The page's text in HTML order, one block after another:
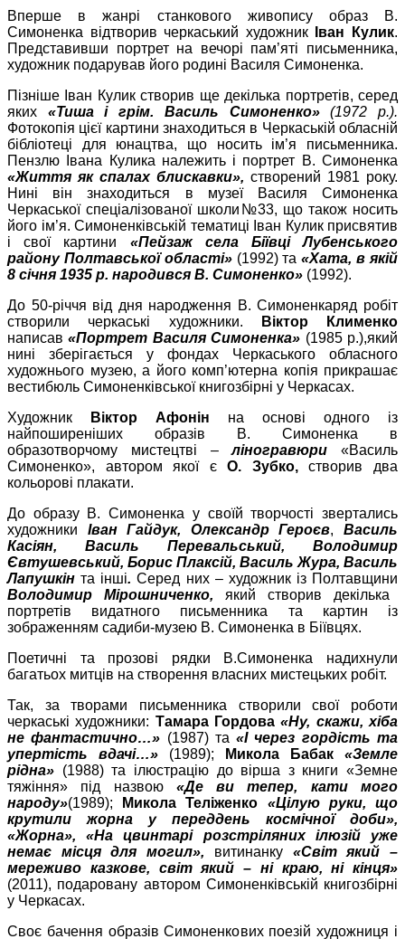
Вперше в жанрі станкового живопису образ В.
Симоненка відтворив черкаський художник
Іван Кулик.
Представивши портрет на вечорі пам’яті письменника,
художник подарував його родині Василя Симоненка.
Пізніше Іван Кулик створив ще декілька портретів, серед
яких «Тиша і грім. Василь Симоненко»(1972 р.).
Фотокопія цієї картини знаходиться в Черкаській обласній
бібліотеці для юнацтва, що носить ім’я письменника.
Пензлю Івана Кулика належить і портрет В. Симоненка
«Життя як спалах блискавки», створений 1981 року.
Нині він знаходиться в музеї Василя Симоненка
Черкаської спеціалізованої школи№33, що також носить
його ім’я. Симоненківській тематиці Іван Кулик присвятив
і свої картини «Пейзаж села Біївці Лубенського
району Полтавської області» (1992) та«Хата, в якій
8 січня 1935 р. народився В. Симоненко» (1992).
До 50-річчя від дня народження В. Симоненкаряд робіт
створили черкаські художники.
Віктор Клименко
написав«Портрет Василя Симоненка» (1985 р.),який
нині зберігається у фондах Черкаського обласного
художнього музею, а його комп’ютерна копія прикрашає
вестибюль Симоненківської книгозбірні у Черкасах.
Художник
Віктор Афонін на основі одного із
найпоширеніших образів В. Симоненка в
образотворчому мистецтві –ліногравюри «Василь
Симоненко», автором якої єО. Зубко,створив два
кольорові плакати.
До образу В. Симоненка у своїй творчості звертались
художники Іван Гайдук, Олександр Героєв,Василь
Касіян, Василь Перевальський, Володимир
Євтушевський, Борис Плаксій, Василь Жура, Василь
Лапушкінта інші.Серед них – художник із Полтавщини
Володимир Мірошниченко, який створив декілька
портретів видатного письменника та картин із
зображенням садиби-музею В. Симоненка в Біївцях.
Поетичні та прозові рядки В.Симоненка надихнули
багатьох митців на створення власних мистецьких робіт.
Так, за творами письменника створили свої роботи
черкаські художники: Тамара Гордова«Ну, скажи, хіба
не фантастично…» (1987) та «І через гордість та
упертість вдачі…»
(1989); Микола Бабак «Земле
рідна» (1988) та ілюстрацію до вірша з книги «Земне
тяжіння» під назвою
«Де ви тепер, кати мого
народу»(1989); Микола Теліженко «Цілую руки, що
крутили жорна у переддень космічної доби»,
«Жорна», «На цвинтарі розстріляних ілюзій уже
немає місця для могил», витинанку «Світ який –
мереживо казкове, світ який – ні краю, ні кінця»
(2011), подаровану автором Симоненківській книгозбірні
у Черкасах.
Своє бачення образів Симоненкових поезій художниця і